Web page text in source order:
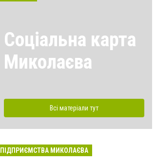
Соціальна карта
Миколаєва
Всі матеріали тут
ПІДПРИЄМСТВА МИКОЛАЄВА